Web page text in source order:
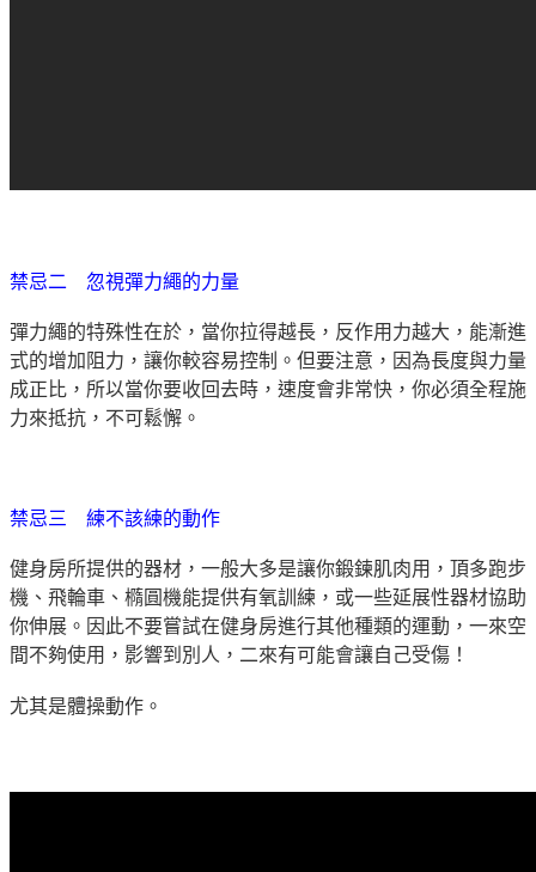
禁忌二 忽視彈力繩的力量
彈力繩的特殊性在於，當你拉得越長，反作用力越大，能漸進
式的增加阻力，讓你較容易控制。但要注意，因為長度與力量
成正比，所以當你要收回去時，速度會非常快，你必須全程施
力來抵抗，不可鬆懈。
禁忌三 練不該練的動作
健身房所提供的器材，一般大多是讓你鍛鍊肌肉用，頂多跑步
機、飛輪車、橢圓機能提供有氧訓練，或一些延展性器材協助
你伸展。因此不要嘗試在健身房進行其他種類的運動，一來空
間不夠使用，影響到別人，二來有可能會讓自己受傷！
尤其是體操動作。